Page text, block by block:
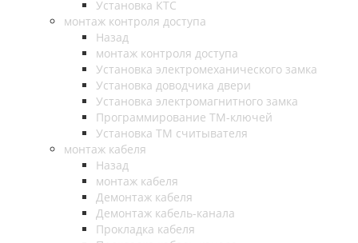
Установка КТС
монтаж контроля доступа
Назад
монтаж контроля доступа
Установка электромеханического замка
Установка доводчика двери
Установка электромагнитного замка
Программирование ТМ-ключей
Установка ТМ считывателя
монтаж кабеля
Назад
монтаж кабеля
Демонтаж кабеля
Демонтаж кабель-канала
Прокладка кабеля